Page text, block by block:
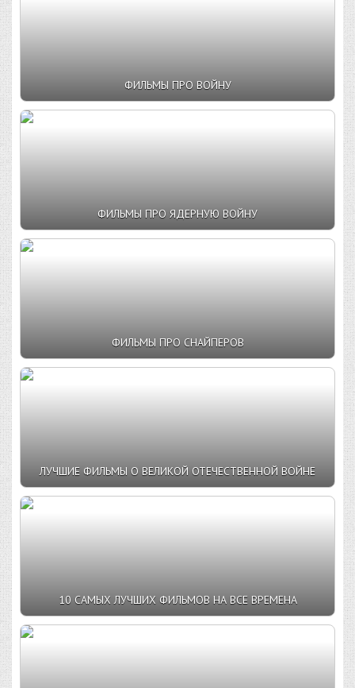
ФИЛЬМЫ ПРО ВОЙНУ
ФИЛЬМЫ ПРО ЯДЕРНУЮ ВОЙНУ
ФИЛЬМЫ ПРО СНАЙПЕРОВ
ЛУЧШИЕ ФИЛЬМЫ О ВЕЛИКОЙ ОТЕЧЕСТВЕННОЙ ВОЙНЕ
10 САМЫХ ЛУЧШИХ ФИЛЬМОВ НА ВСЕ ВРЕМЕНА